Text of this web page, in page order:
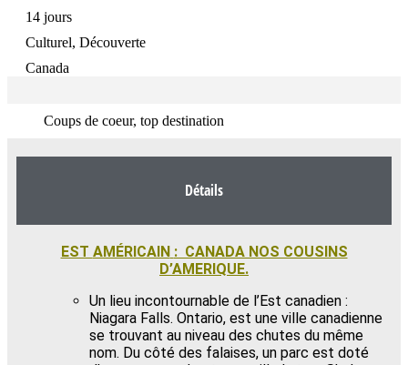
14 jours
Culturel, Découverte
Canada
Coups de coeur, top destination
Détails
EST AMÉRICAIN : CANADA NOS COUSINS
D’AMERIQUE.
Un lieu incontournable de l’Est canadien :
Niagara Falls. Ontario, est une ville canadienne
se trouvant au niveau des chutes du même
nom. Du côté des falaises, un parc est doté